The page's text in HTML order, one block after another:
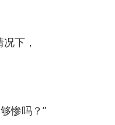
下，
惨吗？”